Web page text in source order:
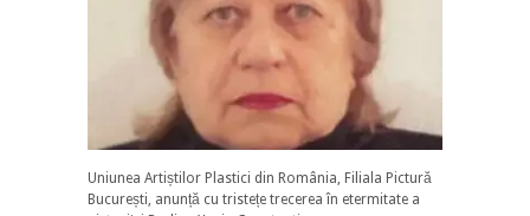
Uniunea Artiștilor Plastici din România, Filiala Pictură
București, anunță cu tristețe trecerea în etermitate a